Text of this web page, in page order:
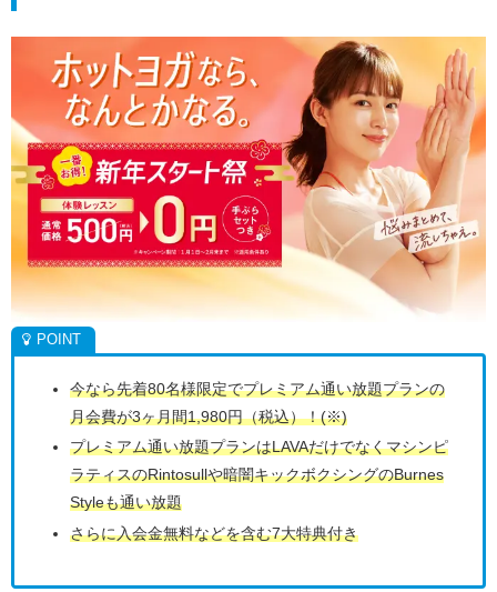
今なら先着80名様限定でプレミアム通い放題プランの
月会費が3ヶ月間1,980円（税込）！(※)
プレミアム通い放題プランはLAVAだけでなくマシンピ
ラティスのRintosullや暗闇キックボクシングのBurnes
Styleも通い放題
さらに入会金無料などを含む7大特典付き